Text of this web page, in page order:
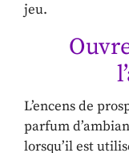
jeu.
L’encens de
parfum
lorsqu’il est